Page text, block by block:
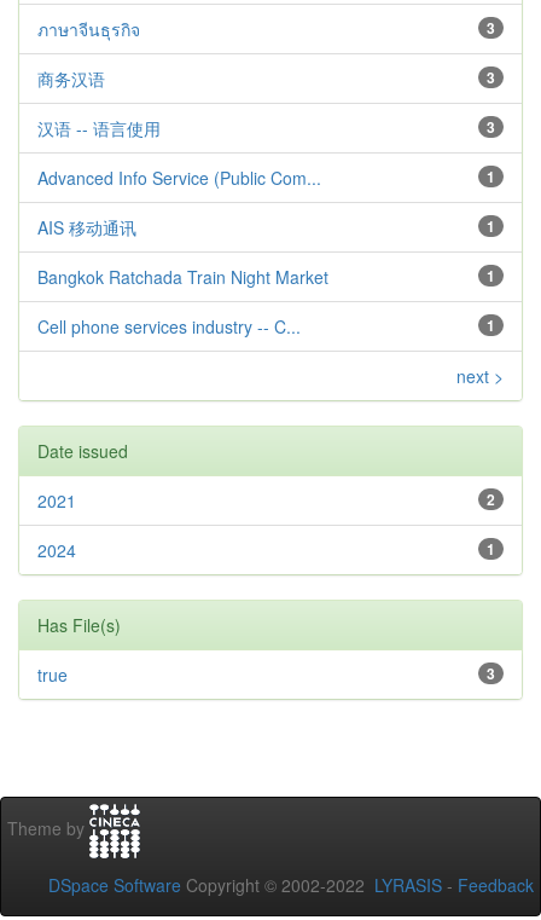
3
ภาษาจีนธุรกิจ
3
商务汉语
3
汉语 -- 语言使用
1
Advanced Info Service (Public Com...
1
AIS 移动通讯
1
Bangkok Ratchada Train Night Market
1
Cell phone services industry -- C...
next >
Date issued
2
2021
1
2024
Has File(s)
3
true
Theme by
DSpace Software Copyright © 2002-2022 LYRASIS - Feedback